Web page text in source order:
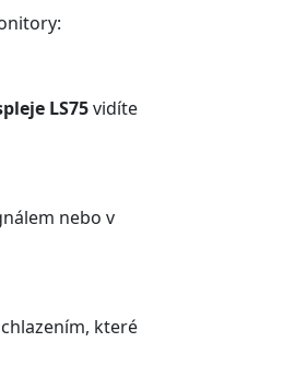
LS75vidíte
nebo v
které